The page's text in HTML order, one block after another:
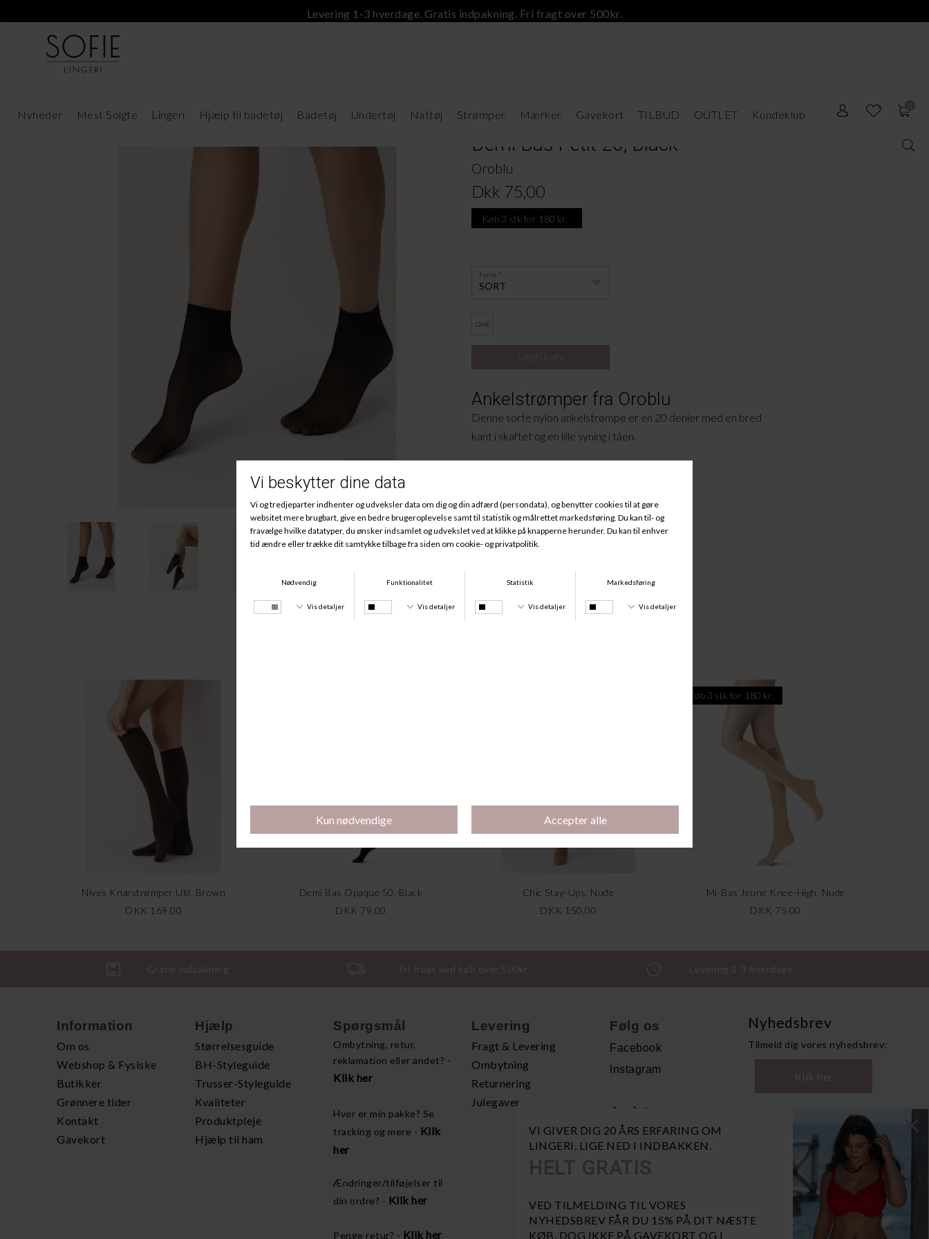
VI GIVER DIG 20 ÅRS ERFARING OM
LINGERI, LIGE NED I INDBAKKEN.
HELT GRATIS
VED TILMELDING TIL VORES
NYHEDSBREV FÅR DU 15% PÅ DIT NÆSTE
KØB, DOG IKKE PÅ GAVEKORT OG I
Levering 1-3 hverdage. Gratis indpakning. Fri fragt over 500kr.
Nyheder Mest Solgte Lingeri Hjælp til badetøj Badetøj Undertøj Nattøj Strømper Mærker Gavekort TILBUD OUTLET Kundeklub
Demi Bas Petit 20, Black
Oroblu
Dkk 75,00
Køb 3 stk for 180 kr.
SORT
Farve
ONE
Ankelstrømper fra Oroblu
Denne sorte nylon ankelstrømpe er en 20 denier med en bred
kant i skaftet og en lille syning i tåen.
Nives Knæstrømper Uld, Brown
DKK 169,00
Demi Bas Opaque 50, Black
DKK 79,00
Chic Stay-Ups, Nude
DKK 150,00
Køb 3 stk for 180 kr.
Mi-Bas Jeune Knee-High, Nude
DKK 75,00
Gratis indpakning Fri fragt ved køb over 500kr. Levering 1-3 hverdage
Information
Om os
Webshop & Fysiske
Butikker
Grønnere tider
Kontakt
Gavekort
Hjælp
Størrelsesguide
BH-Styleguide
Trusser-Styleguide
Kvaliteter
Produktpleje
Hjælp til ham
Spørgsmål
Ombytning, retur,
reklamation eller andet? -
Klik her
Hvor er min pakke? Se
tracking og mere - Klik
her
Ændringer/tilføjelser til
din ordre? - Klik her
Penge retur? - Klik her
Levering
Fragt & Levering
Ombytning
Returnering
Julegaver
Følg os
Facebook
Instagram
Andet
Handelsbetingelser
Åbn GDPR-popup
Nyhedsbrev
Tilmeld dig vores nyhedsbrev:
Klik her